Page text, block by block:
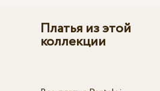
Платья из этой
коллекции